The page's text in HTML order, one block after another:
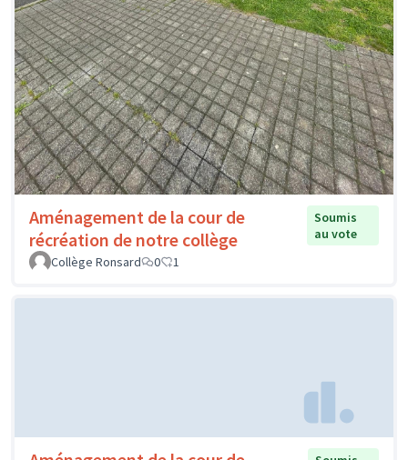
Aménagement de la cour de
récréation de notre collège
Soumis
au vote
Collège Ronsard
0 1